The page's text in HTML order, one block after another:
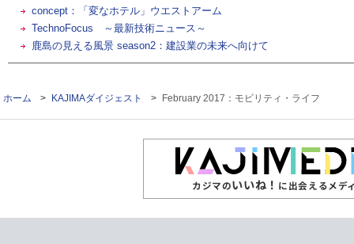
concept：「変なホテル」ウエストアーム
TechnoFocus ～最新技術ニュース～
鹿島の見える風景 season2：建設業の未来へ向けて
ホーム > KAJIMAダイジェスト > February 2017：モビリティ・ライフ
カジマのいいね！ に出会えるメデ